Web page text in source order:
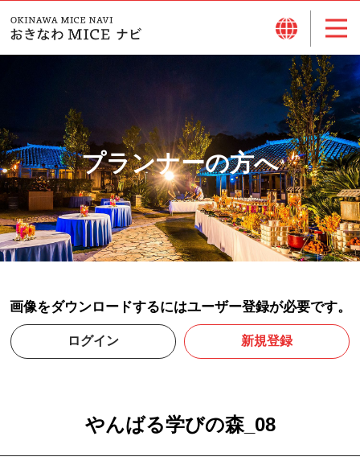
プランナーの方へ
画像をダウンロードするにはユーザー登録が必要です。
ログイン 新規登録
やんばる学びの森_08